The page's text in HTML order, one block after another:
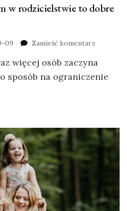
w rodzicielstwie to dobre
09 Zamieść komentarz
więcej osób zaczyna
sposób na ograniczenie